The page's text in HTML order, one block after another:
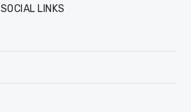
SOCIAL LINKS